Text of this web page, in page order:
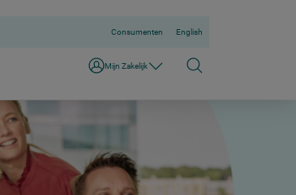
Consumenten English
Mijn Zakelijk